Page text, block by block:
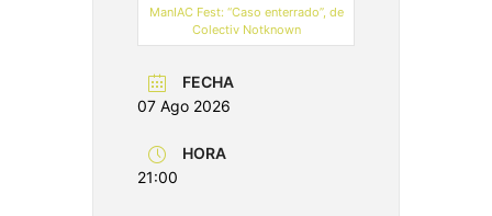
ManIAC Fest: “Caso enterrado”, de
Colectiv Notknown
FECHA
07 Ago 2026
HORA
21:00